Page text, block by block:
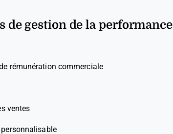
de gestion de la performance
rémunération commerciale
ventes